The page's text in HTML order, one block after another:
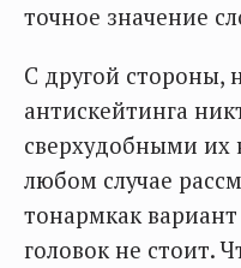
точное значение
С другой стороны,
антискейтинга
сверхудобными их
любом случае
тонармкак
головок не стоит.